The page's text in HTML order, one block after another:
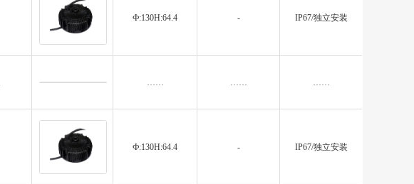
Ф:130H:64.4 - IP67/独立安装
…… …… ……
Ф:130H:64.4 - IP67/独立安装